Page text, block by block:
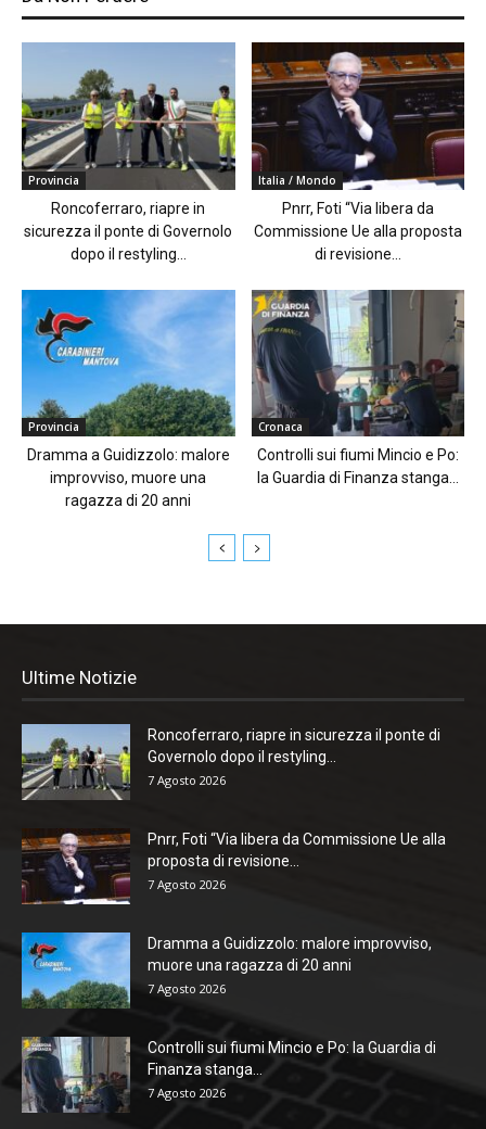
Provincia
Roncoferraro, riapre in
sicurezza il ponte di Governolo
dopo il restyling...
Italia / Mondo
Pnrr, Foti “Via libera da
Commissione Ue alla proposta
di revisione...
Provincia
Dramma a Guidizzolo: malore
improvviso, muore una
ragazza di 20 anni
Cronaca
Controlli sui fiumi Mincio e Po:
la Guardia di Finanza stanga...
Ultime Notizie
Roncoferraro, riapre in sicurezza il ponte di
Governolo dopo il restyling...
7 Agosto 2026
Pnrr, Foti “Via libera da Commissione Ue alla
proposta di revisione...
7 Agosto 2026
Dramma a Guidizzolo: malore improvviso,
muore una ragazza di 20 anni
7 Agosto 2026
Controlli sui fiumi Mincio e Po: la Guardia di
Finanza stanga...
7 Agosto 2026